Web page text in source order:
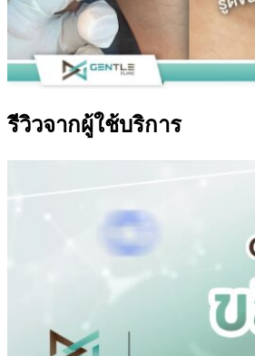
รีวิวจากผู้ใช้บริการ